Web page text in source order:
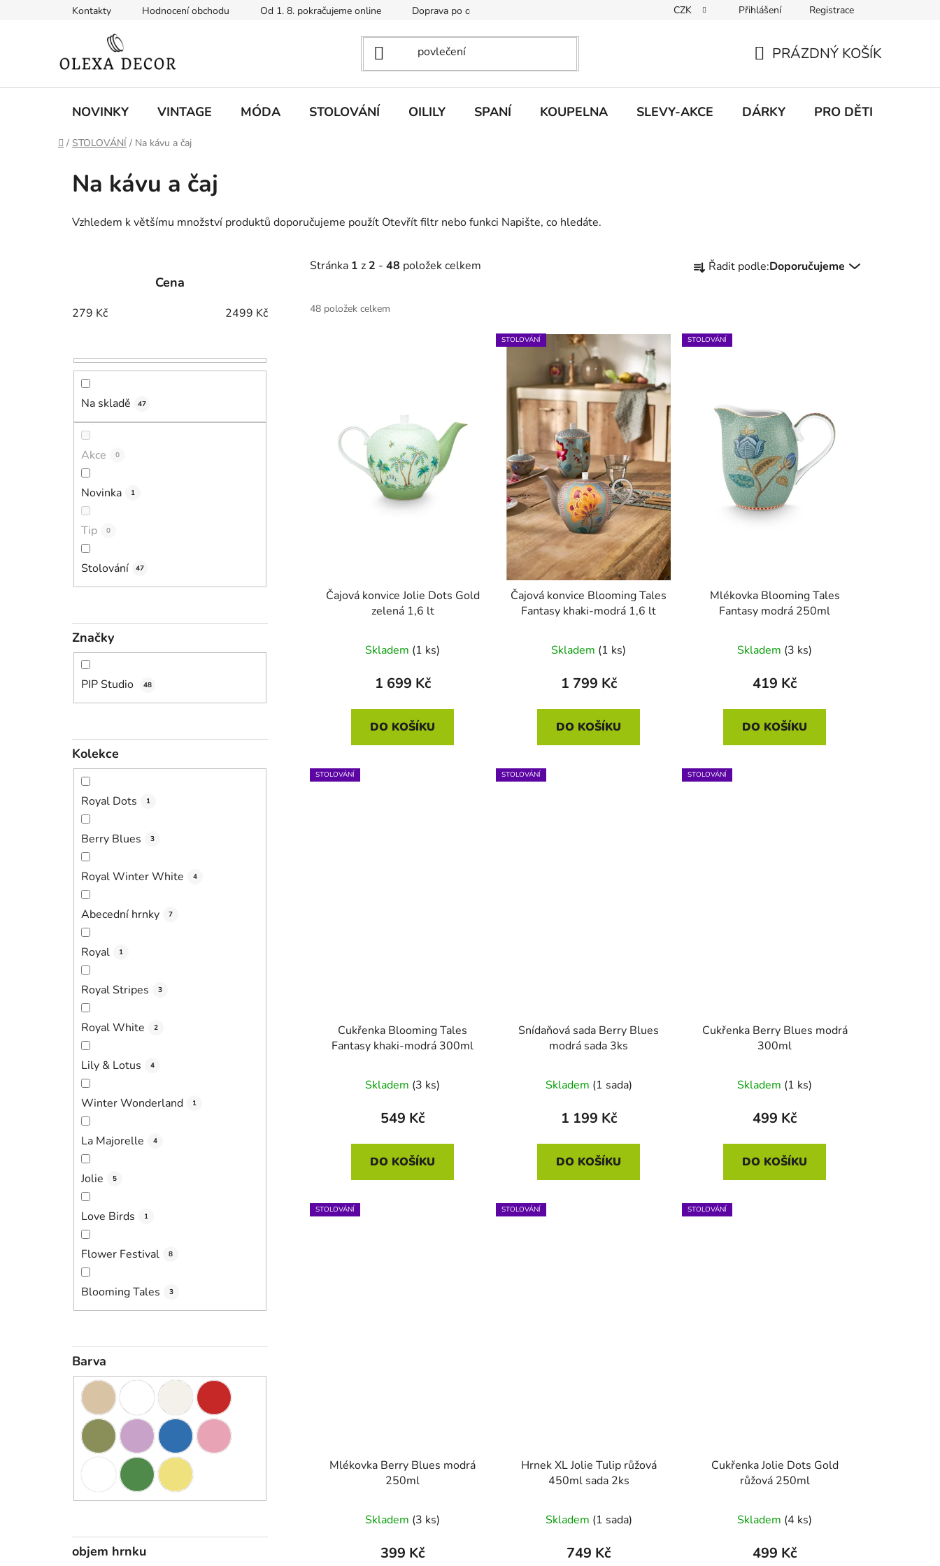
Kontakty Hodnocení obchodu Od 1. 8. pokračujeme online Doprava po celé EU Udržitelnost Inspirace Obchodní podmínky
CZK Přihlášení Registrace
KOŠÍK
PRÁZDNÝ KOŠÍK
NOVINKY VINTAGE MÓDA STOLOVÁNÍ OILILY SPANÍ KOUPELNA SLEVY-AKCE DÁRKY PRO DĚTI
Domů
/ STOLOVÁNÍ / Na kávu a čaj
Na kávu a čaj
Vzhledem k většímu množství produktů doporučujeme použít Otevřít filtr nebo funkci Napište, co hledáte.
Cena
279 Kč 2499 Kč
Na skladě 47
Akce 0
Novinka 1
Tip 0
Stolování 47
Značky
PIP Studio 48
Kolekce
Royal Dots 1
Berry Blues 3
Royal Winter White 4
Abecední hrnky 7
Royal 1
Royal Stripes 3
Royal White 2
Lily & Lotus 4
Winter Wonderland 1
La Majorelle 4
Jolie 5
Love Birds 1
Flower Festival 8
Blooming Tales 3
Barva
objem hrnku
Stránka 1 z 2 - 48 položek celkem
a
n
í
Řadit podle:Doporučujeme
V
48 položek celkem
Čajová konvice Jolie Dots Gold
zelená 1,6 lt
Skladem (1 ks)
1 699 Kč
DO KOŠÍKU
STOLOVÁNÍ
Čajová konvice Blooming Tales
Fantasy khaki-modrá 1,6 lt
Skladem (1 ks)
1 799 Kč
DO KOŠÍKU
STOLOVÁNÍ
Mlékovka Blooming Tales
Fantasy modrá 250ml
Skladem (3 ks)
419 Kč
DO KOŠÍKU
STOLOVÁNÍ
Cukřenka Blooming Tales
Fantasy khaki-modrá 300ml
Skladem (3 ks)
549 Kč
DO KOŠÍKU
STOLOVÁNÍ
Snídaňová sada Berry Blues
modrá sada 3ks
Skladem (1 sada)
1 199 Kč
DO KOŠÍKU
STOLOVÁNÍ
Cukřenka Berry Blues modrá
300ml
Skladem (1 ks)
499 Kč
DO KOŠÍKU
STOLOVÁNÍ
Mlékovka Berry Blues modrá
250ml
Skladem (3 ks)
399 Kč
STOLOVÁNÍ
Hrnek XL Jolie Tulip růžová
450ml sada 2ks
Skladem (1 sada)
749 Kč
STOLOVÁNÍ
Cukřenka Jolie Dots Gold
růžová 250ml
Skladem (4 ks)
499 Kč